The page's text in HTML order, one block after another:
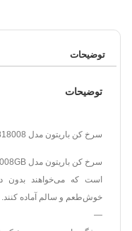
توضیحات
توضیحات
سرخ کن باریتون مدل BAF-818008
است که می‌خواهند بدون
خوش‌طعم و سالم آماده کنند.
—